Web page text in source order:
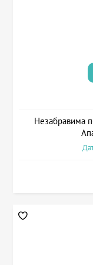
Незабравима